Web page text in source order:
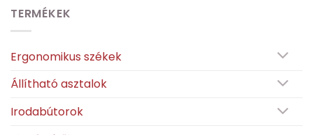
TERMÉKEK
Ergonomikus székek
Állítható asztalok
Irodabútorok